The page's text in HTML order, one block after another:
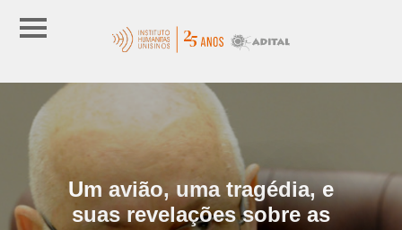
Um avião, uma tragédia, e
suas revelações sobre as